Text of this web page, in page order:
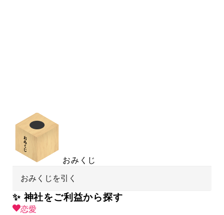
おみくじ
おみくじを引く
✨ 神社をご利益から探す
恋愛